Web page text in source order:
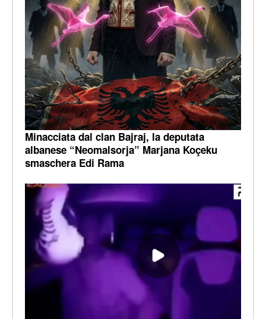
Minacciata dal clan Bajraj, la deputata
albanese “Neomalsorja” Marjana Koçeku
smaschera Edi Rama